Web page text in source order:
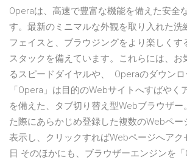
Operaは、高速で豊富な機能を備えた安全
す。最新のミニマルな外観を取り入れた洗
フェイスと、ブラウジングをより楽しくす
スタックを備えています。これらには、お
るスピードダイヤルや、 Operaのダウン
「Opera」は目的のWebサイトへすばやく
を備えた、タブ切り替え型Webブラウザー
た際にあらかじめ登録した複数のWebペー
表示し、クリックすればWebページへア
日 そのほかにも、ブラウザーエンジンを